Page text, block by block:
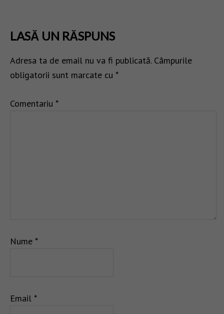
LASĂ UN RĂSPUNS
Adresa ta de email nu va fi publicată. Câmpurile
obligatorii sunt marcate cu *
Comentariu *
Nume *
Email *